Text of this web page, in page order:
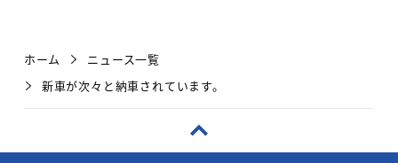
ホーム
ニュース一覧
新車が次々と納車されています。